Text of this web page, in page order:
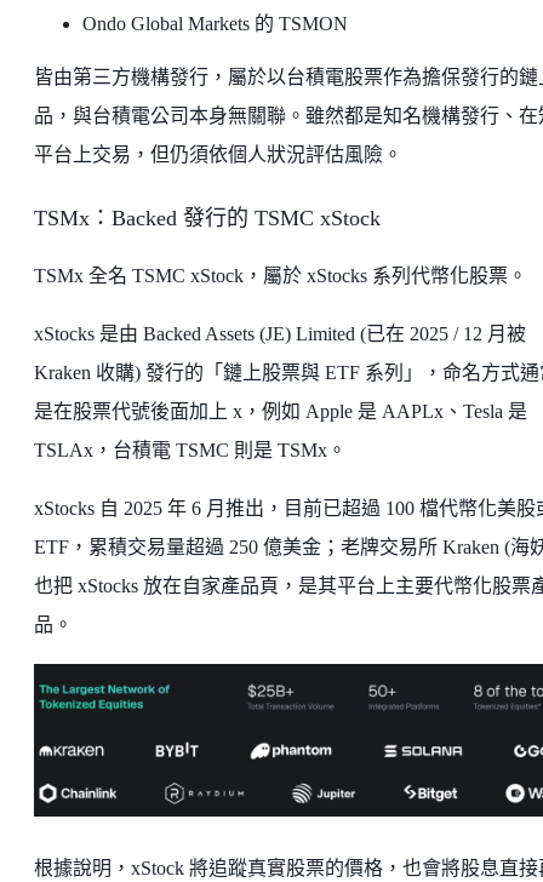
Ondo Global Markets 的 TSMON
皆由第三方機構發行，屬於以台積電股票作為擔保發行的鏈
品，與台積電公司本身無關聯。雖然都是知名機構發行、在
平台上交易，但仍須依個人狀況評估風險。
TSMx：Backed 發行的 TSMC xStock
TSMx 全名 TSMC xStock，屬於 xStocks 系列代幣化股票。
xStocks 是由 Backed Assets (JE) Limited (已在 2025 / 12 月被
Kraken 收購) 發行的「鏈上股票與 ETF 系列」，命名方式
是在股票代號後面加上 x，例如 Apple 是 AAPLx、Tesla 是
TSLAx，台積電 TSMC 則是 TSMx。
xStocks 自 2025 年 6 月推出，目前已超過 100 檔代幣化美股
ETF，累積交易量超過 250 億美金；老牌交易所 Kraken (海
也把 xStocks 放在自家產品頁，是其平台上主要代幣化股票
品。
根據說明，xStock 將追蹤真實股票的價格，也會將股息直接